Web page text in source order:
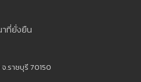
ที่ยั่งยืน
.ราชบุรี 70150